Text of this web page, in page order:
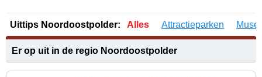
Uittips Noordoostpolder: Alles Attractieparken
Er op uit in de regio Noordoostpolder